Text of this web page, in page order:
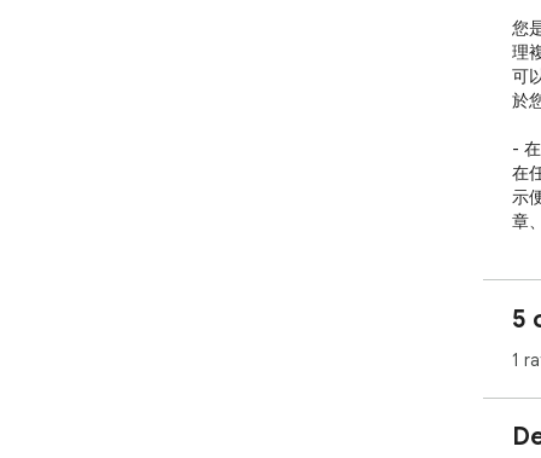
您
理
可
於
-
在
示
章
想
內
-
5
1